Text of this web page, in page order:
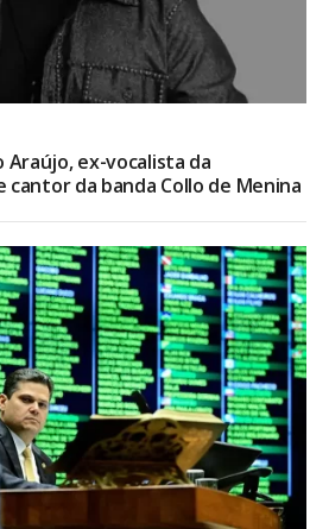
ex-vocalista da
cantor da banda Collo de Menina